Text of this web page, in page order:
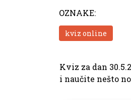
OZNAKE:
kviz online
Kviz za dan
i naučite nešto